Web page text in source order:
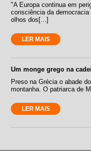
"A Europa continua em
consciência da
olhos dos[...]
LER MAIS
Um monge grego na
Preso na Grécia o abade
montanha. O patriarca de
LER MAIS